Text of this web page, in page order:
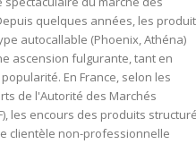
quelques années, les
autocallable (Phoenix, Athéna)
ascension fulgurante, tant en
En France, selon les
de l'Autorité des Marchés
les encours des produits
clientèle non-professionnelle